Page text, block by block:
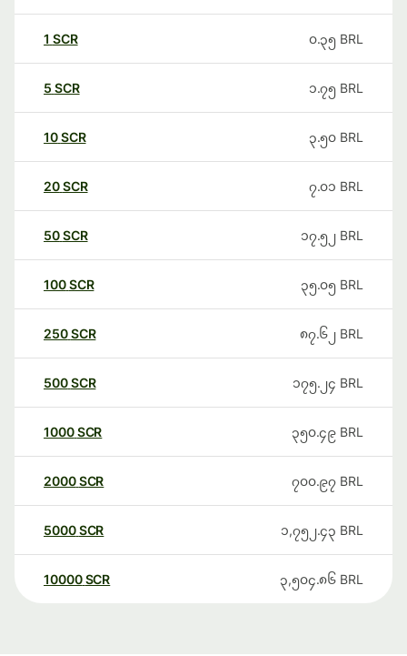
1 SCR ၀.၃၅ BRL
5 SCR ၁.၇၅ BRL
10SCR ၃.၅၀ BRL
20SCR ၇.၀၁ BRL
50SCR ၁၇.၅၂ BRL
100SCR ၃၅.၀၅ BRL
250SCR ၈၇.၆၂ BRL
500SCR ၁၇၅.၂၄ BRL
1000SCR ၃၅၀.၄၉ BRL
2000SCR ၇၀၀.၉၇ BRL
5000SCR ၁,၇၅၂.၄၃ BRL
10000 SCR ၃,၅၀၄.၈၆ BRL